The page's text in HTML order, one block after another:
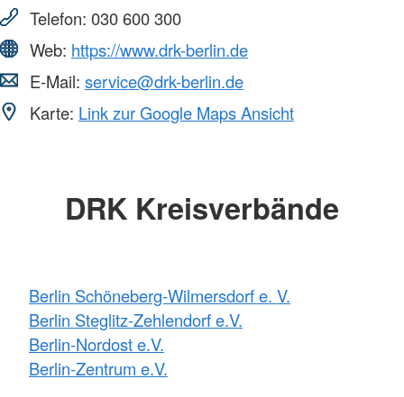
Telefon: 030 600 300
Web: https://www.drk-berlin.de
E-Mail: service@drk-berlin.de
Karte: Link zur Google Maps Ansicht
DRK Kreisverbände
Berlin Schöneberg-Wilmersdorf e. V.
Berlin Steglitz-Zehlendorf e.V.
Berlin-Nordost e.V.
Berlin-Zentrum e.V.